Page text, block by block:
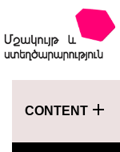
CONTENT